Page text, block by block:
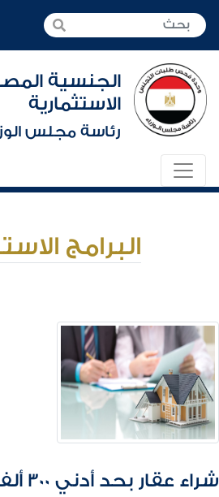
الجنسية
الاستثمارية
رئاسة مجلس
البرامج
شراء عقار بحد أدني 300 ألف دولار